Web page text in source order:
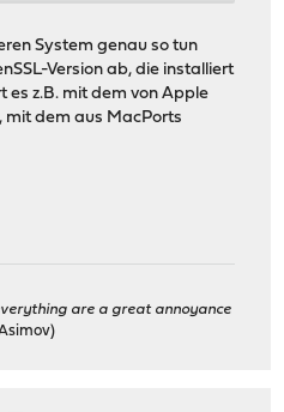
System genau so tun
Version ab, die installiert
es z.B. mit dem von Apple
mit dem aus MacPorts
are a great annoyance